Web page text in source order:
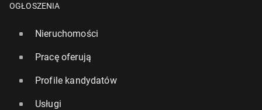
OGŁOSZENIA
Nieruchomości
Pracę oferują
Profile kandydatów
Usługi